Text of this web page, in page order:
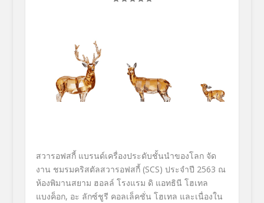
สวารอฟสกี้ แบรนด์เครื่องประดับชั้นนำของโลก จัด
งาน ชมรมคริสตัลสวารอฟสกี้ (SCS) ประจำปี 2563 ณ
ห้องพิมานสยาม ฮอลล์ โรงแรม ดิ แอทธินี โฮเทล
แบงค็อก, อะ ลักซ์ชูรี คอลเล็คชั่น โฮเทล และเนื่องใน